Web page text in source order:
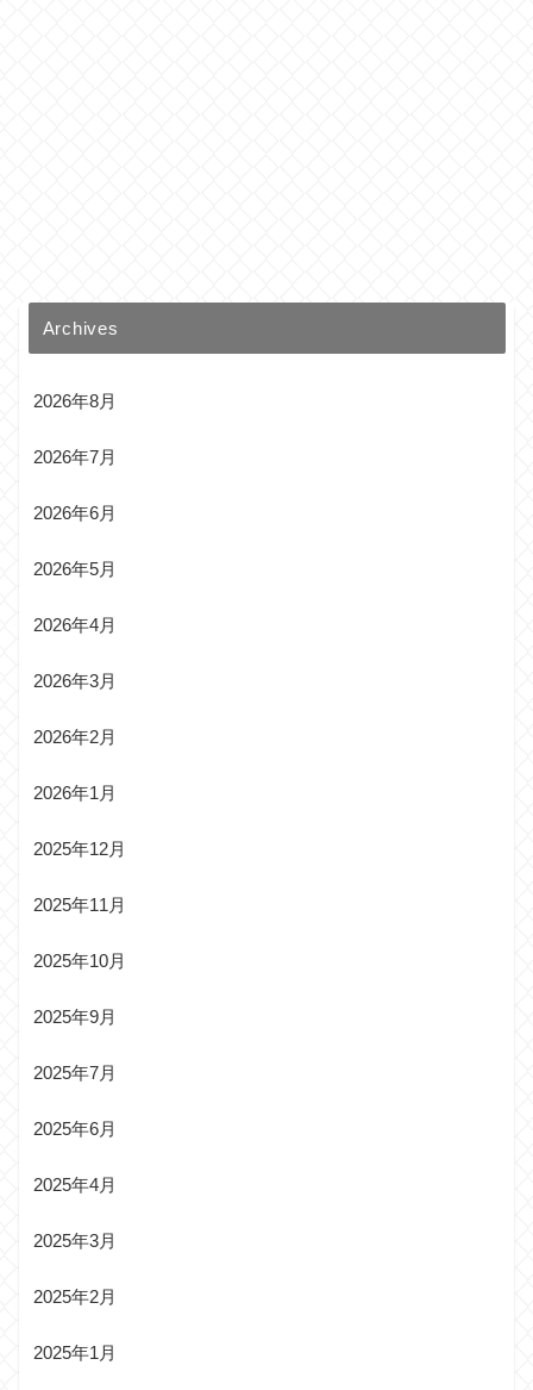
Archives
2026年8月
2026年7月
2026年6月
2026年5月
2026年4月
2026年3月
2026年2月
2026年1月
2025年12月
2025年11月
2025年10月
2025年9月
2025年7月
2025年6月
2025年4月
2025年3月
2025年2月
2025年1月